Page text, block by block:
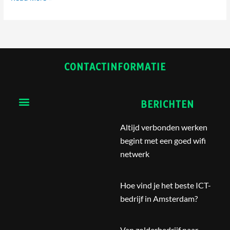
CONTACTINFORMATIE
Menu BERICHTEN
Altijd verbonden werken
begint met een goed wifi
netwerk
Hoe vind je het beste ICT-
bedrijf in Amsterdam?